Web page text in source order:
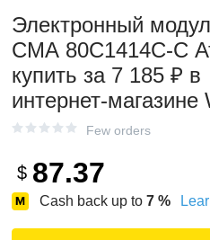
Электронный
СМА 80С1414С-С
купить за 7 185 ₽ в
интернет‑магазине
Few orders
$ 87.37
Cash back up to 7 %